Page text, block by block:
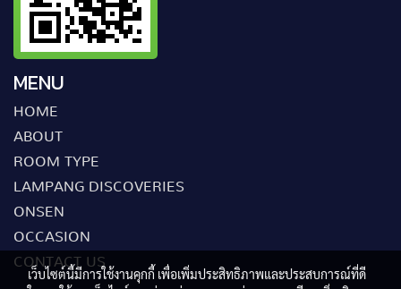
MENU
HOME
ABOUT
ROOM TYPE
LAMPANG DISCOVERIES
ONSEN
OCCASION
CONTACT US
เว็บไซต์นี้มีการใช้งานคุกกี้ เพื่อเพิ่มประสิทธิภาพและประสบการณ์ที่ดี